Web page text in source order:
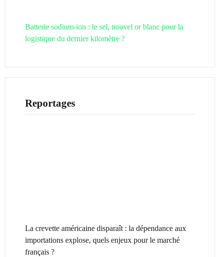
Batterie sodium-ion : le sel, nouvel or blanc pour la
logistique du dernier kilomètre ?
Reportages
La crevette américaine disparaît : la dépendance aux
importations explose, quels enjeux pour le marché
français ?